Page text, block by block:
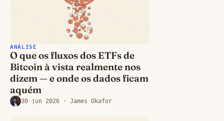
ANÁLISE
O que os fluxos dos ETFs de
Bitcoin à vista realmente nos
dizem — e onde os dados ficam
aquém
30 jun 2026 · James Okafor